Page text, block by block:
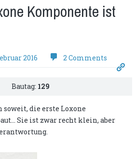
Komponente ist
2016 2 Comments
Bautag: 129
soweit, die erste Loxone
Sie ist zwar recht klein, aber